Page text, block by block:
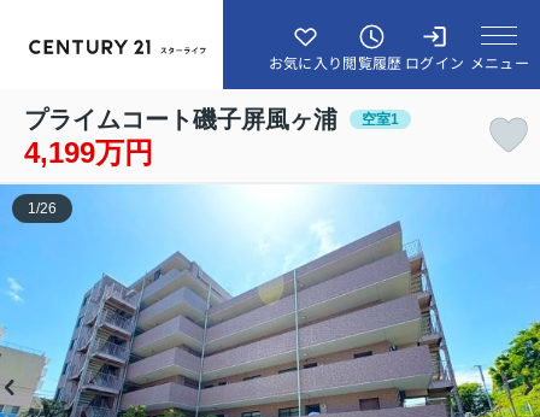
お気に入り閲覧履歴 ログイン メニュー
プライムコート磯子屏風ヶ浦 空室1
4,199万円
1 /26